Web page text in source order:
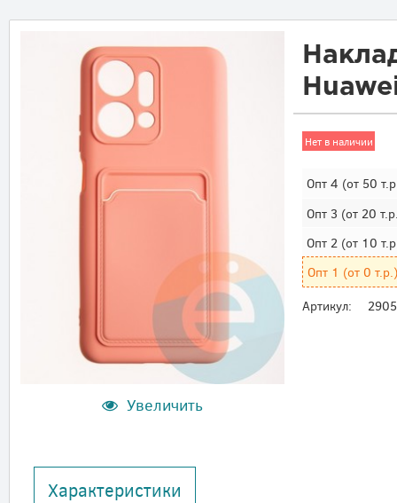
Увеличить
Нет в наличии
Опт 4 (от 50
Опт 3 (от 20
Опт 2(от 10
Опт 1 (от 0 т.р.)
Артикул:
Характеристики